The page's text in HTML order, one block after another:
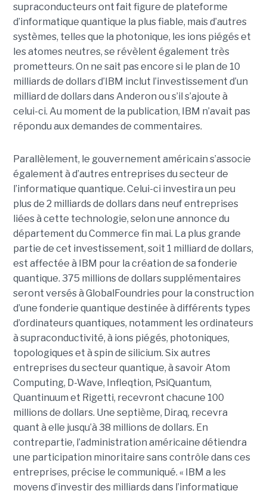
supraconducteurs ont fait figure de plateforme
d’informatique quantique la plus fiable, mais d’autres
systèmes, telles que la photonique, les ions piégés et
les atomes neutres, se révèlent également très
prometteurs. On ne sait pas encore si le plan de 10
milliards de dollars d’IBM inclut l’investissement d’un
milliard de dollars dans Anderon ou s’il s’ajoute à
celui-ci. Au moment de la publication, IBM n’avait pas
répondu aux demandes de commentaires.
Parallèlement, le gouvernement américain s’associe
également à d’autres entreprises du secteur de
l’informatique quantique. Celui-ci investira un peu
plus de 2 milliards de dollars dans neuf entreprises
liées à cette technologie, selon une annonce du
département du Commerce fin mai. La plus grande
partie de cet investissement, soit 1 milliard de dollars,
est affectée à IBM pour la création de sa fonderie
quantique. 375 millions de dollars supplémentaires
seront versés à GlobalFoundries pour la construction
d’une fonderie quantique destinée à différents types
d’ordinateurs quantiques, notamment les ordinateurs
à supraconductivité, à ions piégés, photoniques,
topologiques et à spin de silicium. Six autres
entreprises du secteur quantique, à savoir Atom
Computing, D-Wave, Infleqtion, PsiQuantum,
Quantinuum et Rigetti, recevront chacune 100
millions de dollars. Une septième, Diraq, recevra
quant à elle jusqu’à 38 millions de dollars. En
contrepartie, l’administration américaine détiendra
une participation minoritaire sans contrôle dans ces
entreprises, précise le communiqué. « IBM a les
moyens d’investir des milliards dans l’informatique